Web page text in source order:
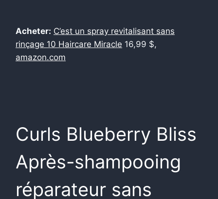
Acheter: C’est un spray revitalisant sans
rinçage 10 Haircare Miracle 16,99 $,
amazon.com
Curls Blueberry Bliss
Après-shampooing
réparateur sans